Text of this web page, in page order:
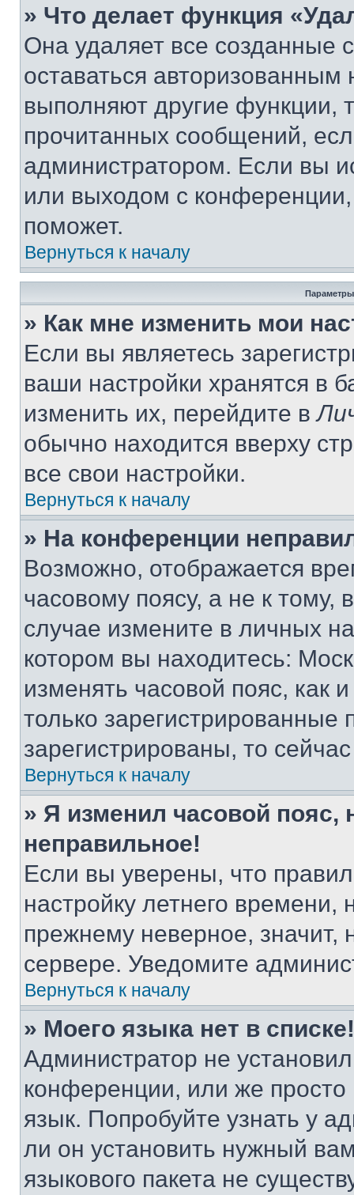
» Что делает функция
Она удаляет все созданные
оставаться
выполняют другие функции,
прочитанных сообщений,
администратором. Если вы
или выходом с
поможет.
Вернуться к началу
Параметры
» Как мне изменить мои
Если вы являетесь
ваши настройки хранятся в
изменить их, перейдите в
обычно находится вверху
все свои настройки.
Вернуться к началу
» На конференции
Возможно, отображается
часовому поясу, а не к тому,
случае измените в личных
котором вы находитесь:
изменять часовой пояс, как
только
зарегистрированы, то
Вернуться к началу
» Я изменил часовой пояс,
неправильное!
Если вы уверены, что
настройку летнего
прежнему неверное, значит,
сервере. Уведомите
Вернуться к началу
» Моего языка нет в списке!
Администратор не
конференции, или же
язык. Попробуйте узнать у
ли он установить нужный
языкового пакета не